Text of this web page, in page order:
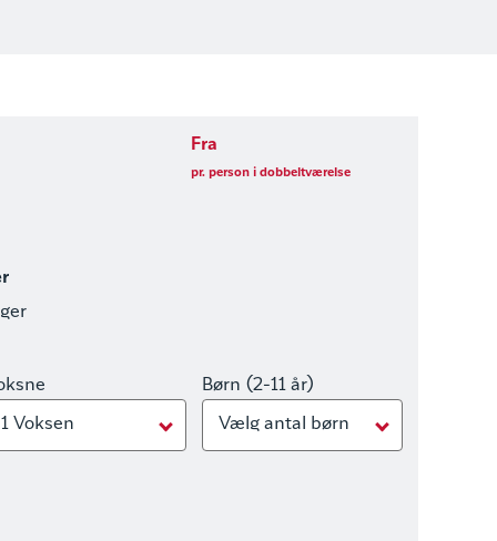
Fra
pr. person i dobbeltværelse
1 Voksen
Børn (2-11 år)
Vælg antal børn